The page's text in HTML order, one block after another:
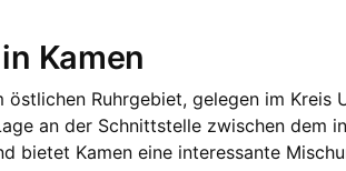
Kamen
östlichen Ruhrgebiet, gelegen im Kreis
an der Schnittstelle zwischen dem
bietet Kamen eine interessante